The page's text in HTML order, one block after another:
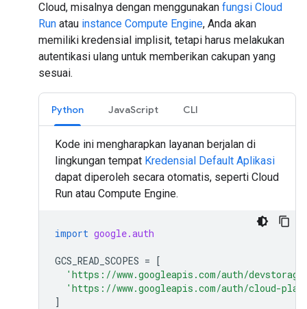
Cloud, misalnya dengan menggunakan fungsi Cloud
Run atau instance Compute Engine, Anda akan
memiliki kredensial implisit, tetapi harus melakukan
autentikasi ulang untuk memberikan cakupan yang
sesuai.
Python JavaScript CLI
Kode ini mengharapkan layanan berjalan di
lingkungan tempat Kredensial Default Aplikasi
dapat diperoleh secara otomatis, seperti Cloud
Run atau Compute Engine.
import google.auth
GCS_READ_SCOPES = [
'https://www.googleapis.com/auth/
'https://www.googleapis.com/auth/cloud-
]